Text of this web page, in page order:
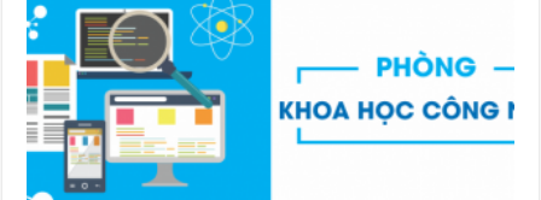
xuất
đề
tài
nghiên
học
sinh
viên
năm
2023